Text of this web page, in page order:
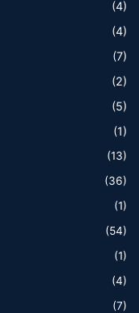
(4)
(4)
(7)
(2)
(5)
(1)
(13)
(36)
(1)
(54)
(1)
(4)
(7)